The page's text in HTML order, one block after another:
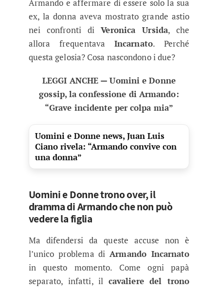
Armando e affermare di essere solo la sua
ex, la donna aveva mostrato grande astio
nei confronti diVeronica Ursida, che
allora frequentava Incarnato. Perché
questa gelosia? Cosa nascondono i due?
LEGGI ANCHE — Uomini e Donne
gossip, la confessione di Armando:
“Grave incidente per colpa mia”
Uomini e Donne news, Juan Luis
Ciano rivela: “Armando convive con
una donna”
Uomini e Donne trono over, il
dramma di Armando che non può
vedere la figlia
Ma difendersi da queste accuse non è
l’unico problema diArmando Incarnato
in questo momento. Come ogni papà
separato, infatti, il cavaliere del trono